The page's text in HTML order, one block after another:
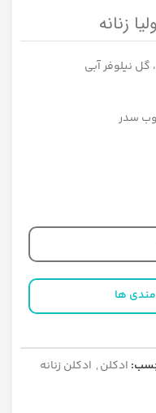
زنانه
نیلوفر آبی
سدر
مندی ها
ادکلن, ادکلن زنانه